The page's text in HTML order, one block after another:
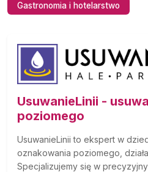
Gastronomia i hotelarstwo
UsuwanieLinii -
poziomego
UsuwanieLinii to ekspert w
oznakowania poziomego,
Specjalizujemy się w